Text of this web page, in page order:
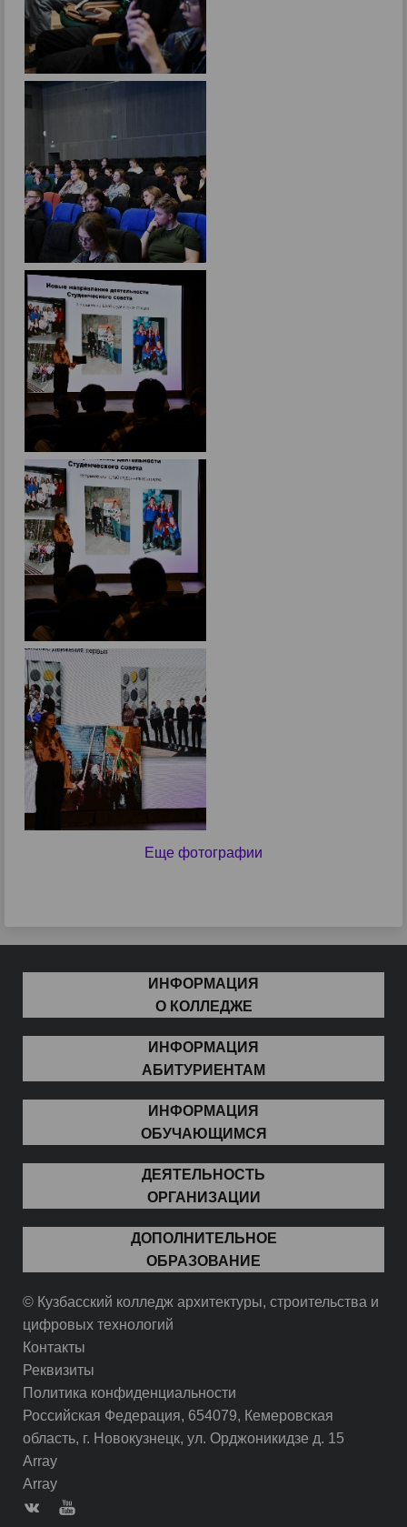
Еще фотографии
ИНФОРМАЦИЯ
О КОЛЛЕДЖЕ
ИНФОРМАЦИЯ
АБИТУРИЕНТАМ
ИНФОРМАЦИЯ
ОБУЧАЮЩИМСЯ
ДЕЯТЕЛЬНОСТЬ
ОРГАНИЗАЦИИ
ДОПОЛНИТЕЛЬНОЕ
ОБРАЗОВАНИЕ
© Кузбасский колледж архитектуры, строительства и
цифровых технологий
Контакты
Реквизиты
Политика конфиденциальности
Российская Федерация, 654079, Кемеровская
область, г. Новокузнецк, ул. Орджоникидзе д. 15
Array
Array